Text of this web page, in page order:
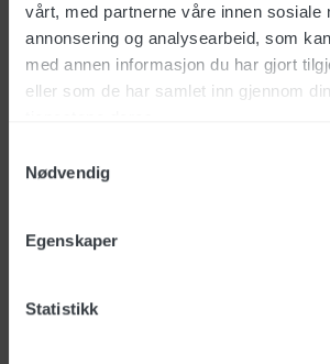
vårt, med partnerne våre innen sosiale
annonsering og analysearbeid, som
med annen informasjon du har gjort
eller som de har samlet inn gjennom
Nødvendig
Egenskaper
Statistikk